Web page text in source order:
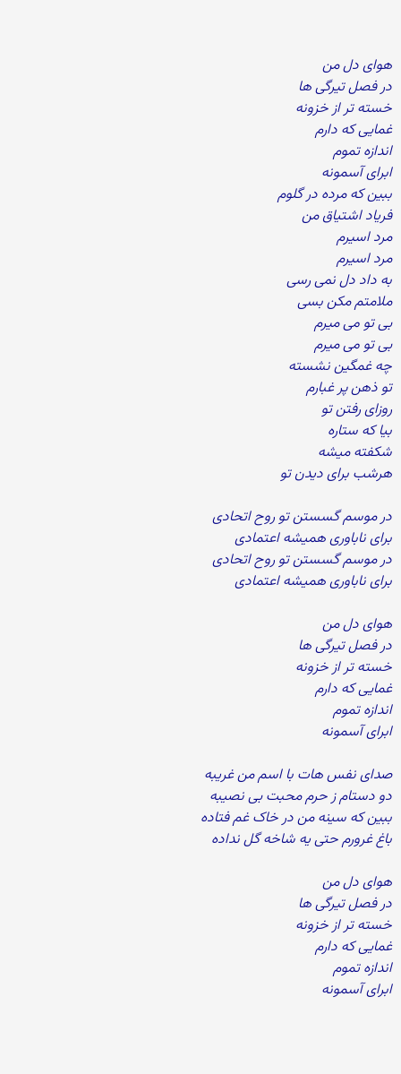
هوای دل من
در فصل تیرگی ها
خسته تر از خزونه
غمایی که دارم
اندازه تموم
ابرای آسمونه
ببین که مرده در گلوم
فریاد اشتیاق من
مرد اسیرم
مرد اسیرم
به داد دل نمی رسی
ملامتم مکن بسی
بی تو می میرم
بی تو می میرم
چه غمگین نشسته
تو ذهن پر غبارم
روزای رفتن تو
بیا که ستاره
شکفته میشه
هرشب برای دیدن تو
در موسم گسستن تو روح اتحادی
برای ناباوری همیشه اعتمادی
در موسم گسستن تو روح اتحادی
برای ناباوری همیشه اعتمادی
هوای دل من
در فصل تیرگی ها
خسته تر از خزونه
غمایی که دارم
اندازه تموم
ابرای آسمونه
صدای نفس هات با اسم من غریبه
دو دستام ز حرم محبت بی نصیبه
ببین که سینه من در خاک غم فتاده
باغ غرورم حتی یه شاخه گل نداده
هوای دل من
در فصل تیرگی ها
خسته تر از خزونه
غمایی که دارم
اندازه تموم
ابرای آسمونه